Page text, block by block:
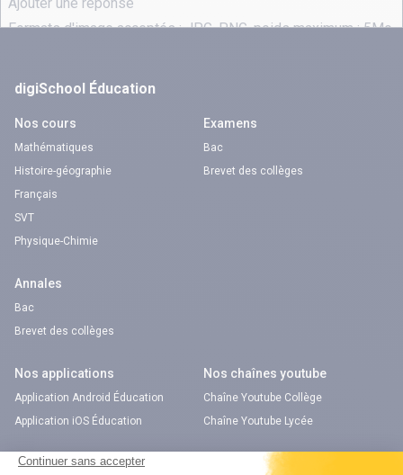
digiSchool Éducation
Nos cours
Mathématiques
Histoire-géographie
Français
SVT
Physique-Chimie
Examens
Bac
Brevet des collèges
Annales
Bac
Brevet des collèges
Nos applications
Application Android Éducation
Application iOS Éducation
Nos chaînes youtube
Chaîne Youtube Collège
Chaîne Youtube Lycée
digiSchool Orientation